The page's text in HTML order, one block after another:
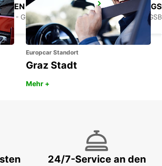
STADT
- GERMANY
Europcar Standort
Graz Stadt
Mehr +
24/7-Service an den